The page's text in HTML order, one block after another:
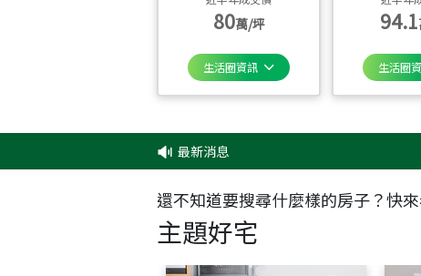
80萬/坪
生活圈資訊
94.1
生活圈
最新消息
還不知道要搜尋什麼樣的房子？快
主題好宅